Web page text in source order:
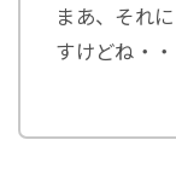
まあ、それ
すけどね・・